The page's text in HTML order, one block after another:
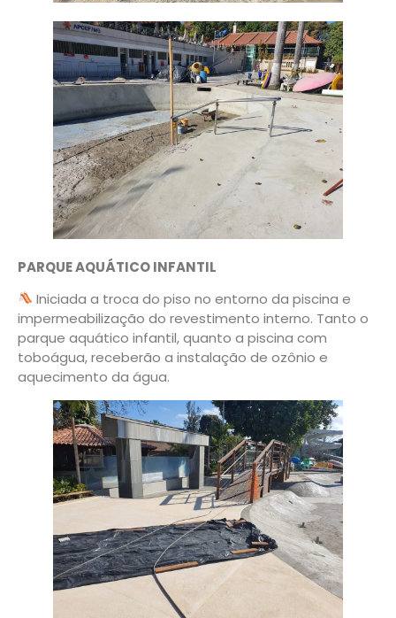
PARQUE AQUÁTICO INFANTIL
Iniciada a troca do piso no entorno da piscina e
impermeabilização do revestimento interno. Tanto o
parque aquático infantil, quanto a piscina com
toboágua, receberão a instalação de ozônio e
aquecimento da água.